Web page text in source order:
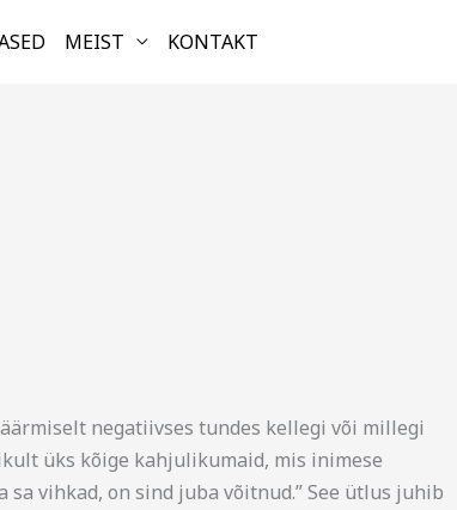
MEIST KONTAKT
negatiivses tundes kellegi või millegi
üks kõige kahjulikumaid, mis inimese
vihkad, on sind juba võitnud.” See ütlus juhib